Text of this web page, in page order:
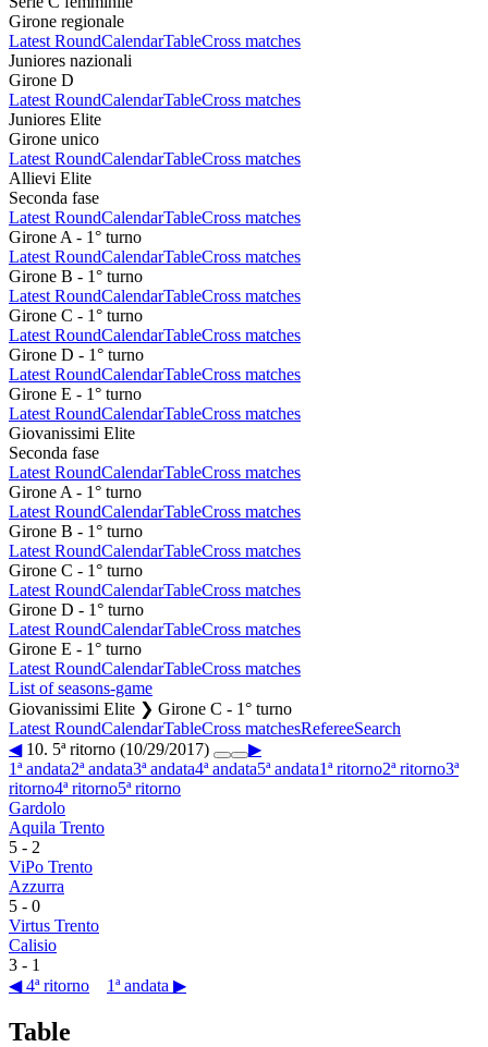
Girone regionale
Latest RoundCalendarTableCross matches
Juniores nazionali
Girone D
Latest RoundCalendarTableCross matches
Juniores Elite
Girone unico
Latest RoundCalendarTableCross matches
Allievi Elite
Seconda fase
Latest RoundCalendarTableCross matches
Girone A - 1° turno
Latest RoundCalendarTableCross matches
Girone B - 1° turno
Latest RoundCalendarTableCross matches
Girone C - 1° turno
Latest RoundCalendarTableCross matches
Girone D - 1° turno
Latest RoundCalendarTableCross matches
Girone E - 1° turno
Latest RoundCalendarTableCross matches
Giovanissimi Elite
Seconda fase
Latest RoundCalendarTableCross matches
Girone A - 1° turno
Latest RoundCalendarTableCross matches
Girone B - 1° turno
Latest RoundCalendarTableCross matches
Girone C - 1° turno
Latest RoundCalendarTableCross matches
Girone D - 1° turno
Latest RoundCalendarTableCross matches
Girone E - 1° turno
Latest RoundCalendarTableCross matches
List of seasons-game
Giovanissimi Elite ❯ Girone C - 1° turno
Latest RoundCalendarTableCross matchesRefereeSearch
◀10. 5ª ritorno (10/29/2017)
▶
1ª andata2ª andata3ª andata4ª andata5ª andata1ª ritorno2ª ritorno3ª
ritorno4ª ritorno5ª ritorno
Gardolo
Aquila Trento
5 - 2
ViPo Trento
Azzurra
5 - 0
Virtus Trento
Calisio
3 - 1
◀ 4ª ritorno
1ª andata ▶
Table